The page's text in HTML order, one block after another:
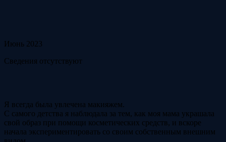
Июнь 2023
Сведения отсутствуют
Я всегда была увлечена макияжем.
С самого детства я наблюдала за тем, как моя мама украшала
свой образ при помощи косметических средств, и вскоре
начала экспериментировать со своим собственным внешним